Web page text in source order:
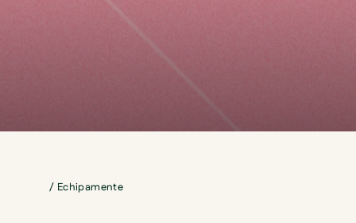
/ Echipamente